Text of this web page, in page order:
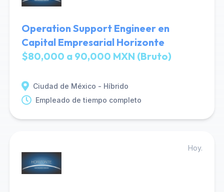
Operation Support Engineer en
Capital Empresarial Horizonte
$80,000 a 90,000 MXN (Bruto)
Ciudad de México - Híbrido
Empleado de tiempo completo
Hoy.